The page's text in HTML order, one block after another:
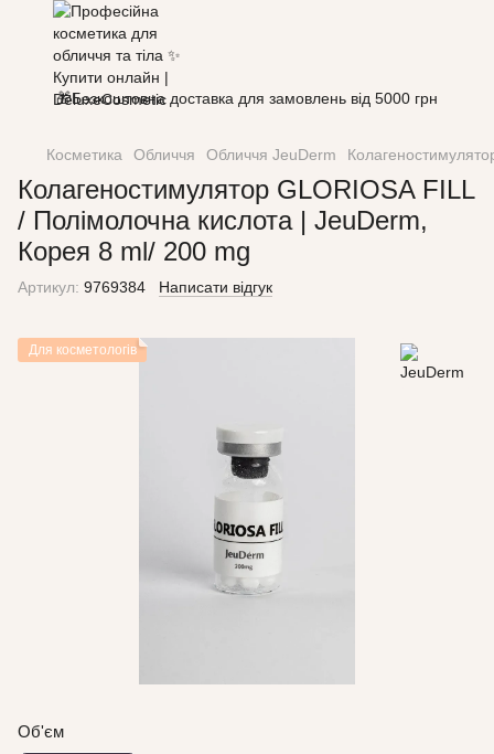
🎁Безкоштовна доставка для замовлень від 5000 грн
Косметика Обличчя Обличчя JeuDerm
Колагеностимулятор GLORIOSA FILL
/ Полімолочна кислота | JeuDerm,
Корея 8 ml/ 200 mg
Артикул: 9769384 Написати відгук
Для косметологів
Об'єм